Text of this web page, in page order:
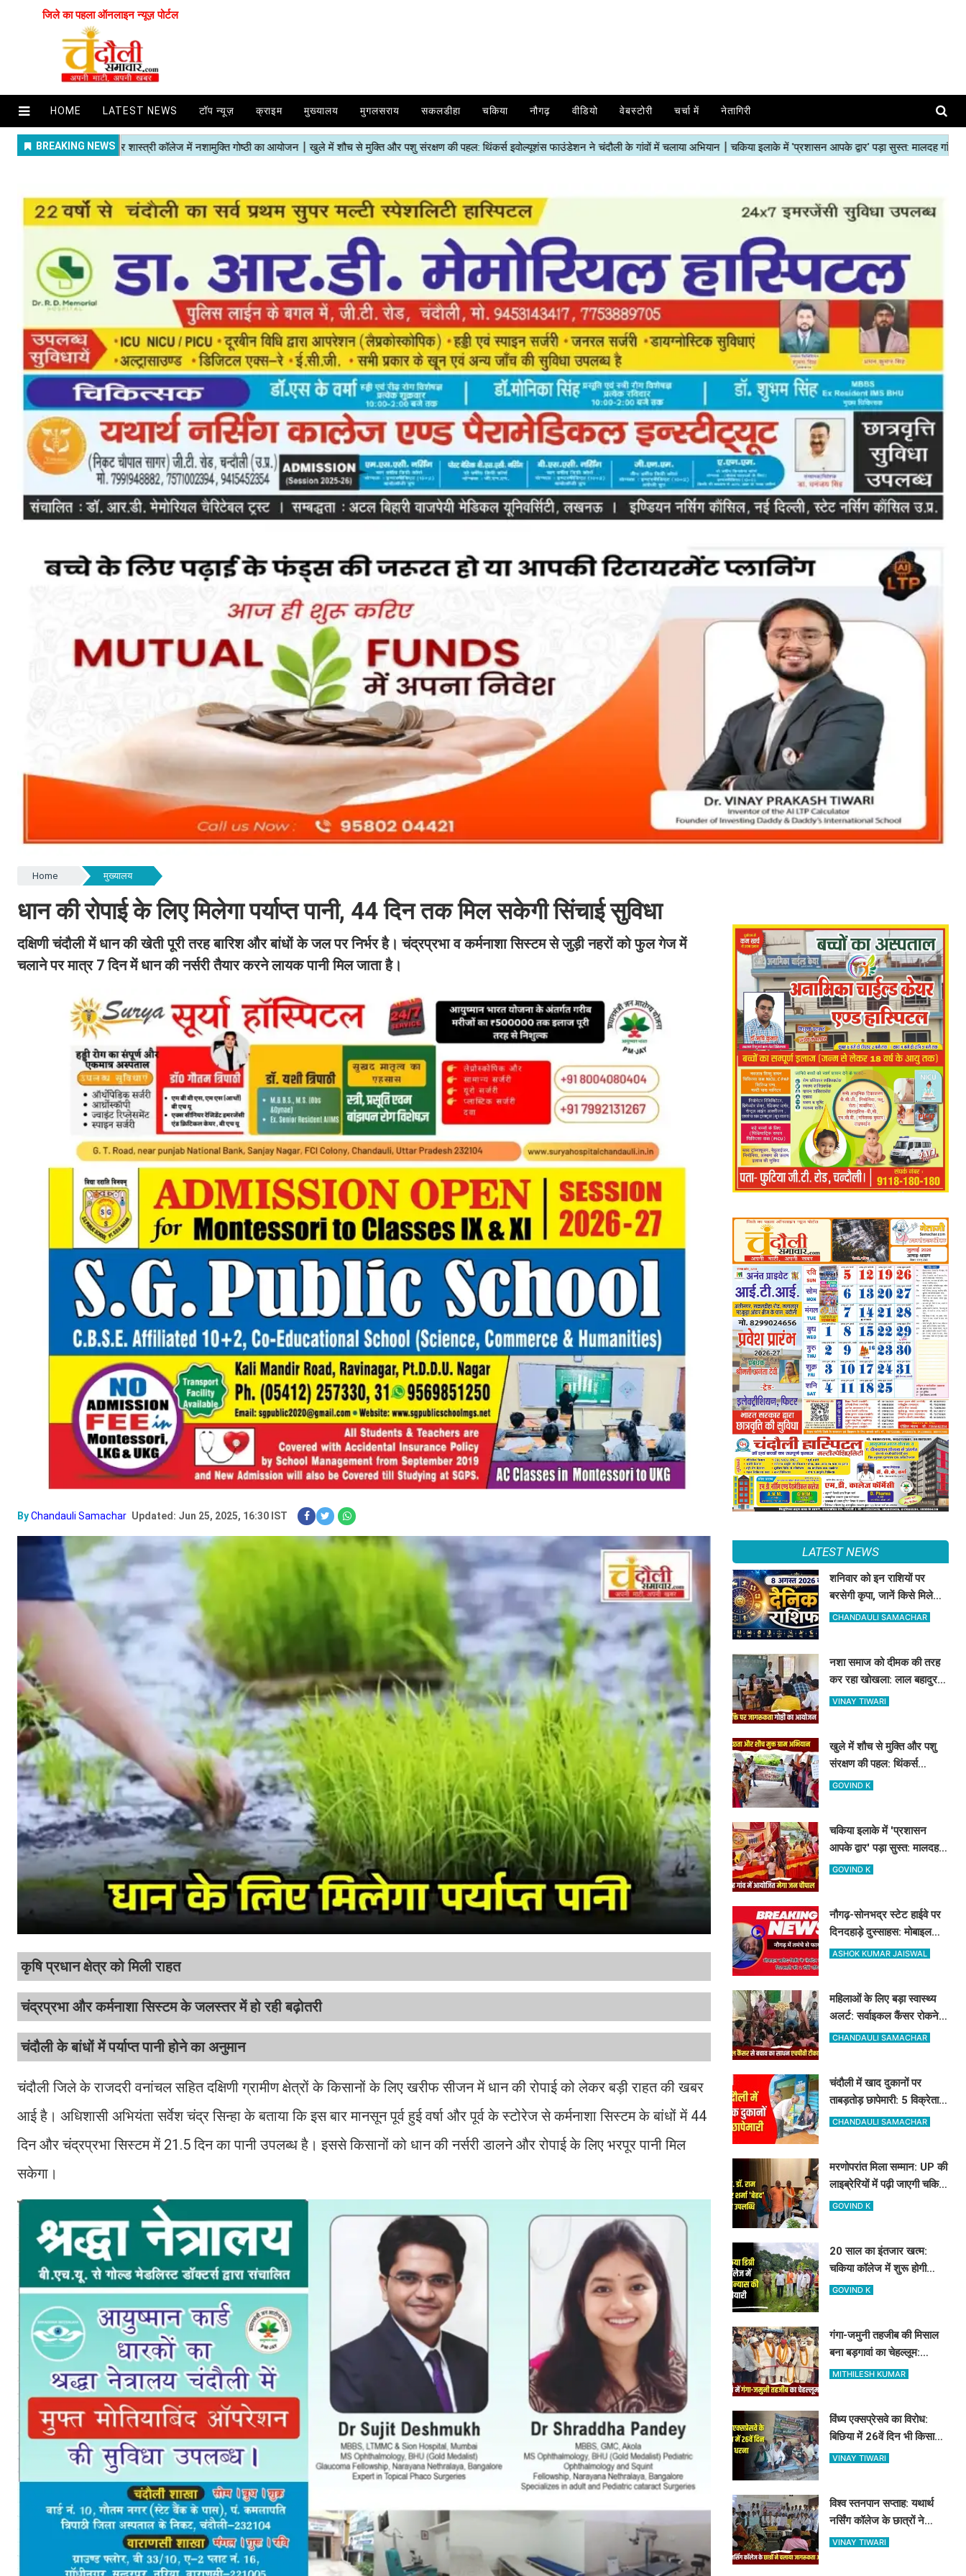
जिले का पहला ऑनलाइन न्यूज़ पोर्टल
HOME LATEST NEWS टॉप न्यूज़ क्राइम मुख्यालय मुगलसराय सकलडीहा चकिया नौगढ़ वीडियो वेबस्टोरी चर्चा में नेतागिरी
Home मुख्यालय
धान की रोपाई के लिए मिलेगा पर्याप्त पानी, 44 दिन तक मिल सकेगी सिंचाई सुविधा
दक्षिणी चंदौली में धान की खेती पूरी तरह बारिश और बांधों के जल पर निर्भर है। चंद्रप्रभा व कर्मनाशा सिस्टम से जुड़ी नहरों को फुल गेज में
चलाने पर मात्र 7 दिन में धान की नर्सरी तैयार करने लायक पानी मिल जाता है।
ByChandauli Samachar Updated: Jun 25, 2025, 16:30 IST
कृषि प्रधान क्षेत्र को मिली राहत
चंद्रप्रभा और कर्मनाशा सिस्टम के जलस्तर में हो रही बढ़ोतरी
चंदौली के बांधों में पर्याप्त पानी होने का अनुमान
चंदौली जिले के राजदरी वनांचल सहित दक्षिणी ग्रामीण क्षेत्रों के किसानों के लिए खरीफ सीजन में धान की रोपाई को लेकर बड़ी राहत की खबर
आई है। अधिशासी अभियंता सर्वेश चंद्र सिन्हा के बताया कि इस बार मानसून पूर्व हुई वर्षा और पूर्व के स्टोरेज से कर्मनाशा सिस्टम के बांधों में 44
दिन और चंद्रप्रभा सिस्टम में 21.5 दिन का पानी उपलब्ध है। इससे किसानों को धान की नर्सरी डालने और रोपाई के लिए भरपूर पानी मिल
सकेगा।
LATEST NEWS
शनिवार को इन राशियों पर
बरसेगी कृपा, जानें किसे मिलेगी
सफलता और किसे सावधानी की
CHANDAULI SAMACHAR
नशा समाज को दीमक की तरह
कर रहा खोखला: लाल बहादुर
शास्त्री कॉलेज में नशामुक्ति
VINAY TIWARI
खुले में शौच से मुक्ति और पशु
संरक्षण की पहल: थिंकर्स
इवोल्यूशंस फाउंडेशन ने चंदौली
GOVIND K
चकिया इलाके में 'प्रशासन
आपके द्वार' पड़ा सुस्त: मालदह
गांव की मेगा जन चौपाल में नहीं
GOVIND K
नौगढ़-सोनभद्र स्टेट हाईवे पर
दिनदहाड़े दुस्साहस: मोबाइल
व्यवसायी पर तमंचे से फायरिंग,
ASHOK KUMAR JAISWAL
महिलाओं के लिए बड़ा स्वास्थ्य
अलर्ट: सर्वाइकल कैंसर रोकने
के लिए मुफ्त लग रहा HPV का
CHANDAULI SAMACHAR
चंदौली में खाद दुकानों पर
ताबड़तोड़ छापेमारी: 5 विक्रेताओं
को नोटिस, 10 सैंपल लिए गए
CHANDAULI SAMACHAR
मरणोपरांत मिला सम्मान: UP की
लाइब्रेरियों में पढ़ी जाएगी चकिया
के शिक्षक स्व. डॉ. राम किशोर
GOVIND K
20 साल का इंतजार खत्म:
चकिया कॉलेज में शुरू होगी
साइंस की पढ़ाई, विधायक और
GOVIND K
गंगा-जमुनी तहजीब की मिसाल
बना बड़गावां का चेहल्लूम:
नौहाखानी और हैरतअंगेज खेलों
MITHILESH KUMAR
विंध्य एक्सप्रेसवे का विरोध:
बिछिया में 26वें दिन भी किसानों
का धरना जारी, किसान नेता 5
VINAY TIWARI
विश्व स्तनपान सप्ताह: यथार्थ
नर्सिंग कॉलेज के छात्रों ने
चलाया जागरूकता अभियान,
VINAY TIWARI